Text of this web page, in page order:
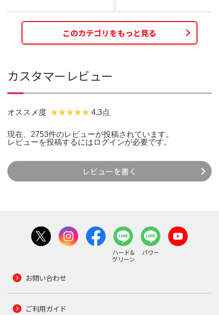
このカテゴリをもっと見る
カスタマーレビュー
オススメ度 4.3点
現在、2753件のレビューが投稿されています。
レビューを投稿するには ログインが必要です。
レビューを書く
ハード&
グリーン
パワー
お問い合わせ
ご利用ガイド